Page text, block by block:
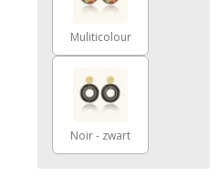
Muliticolour
Noir - zwart